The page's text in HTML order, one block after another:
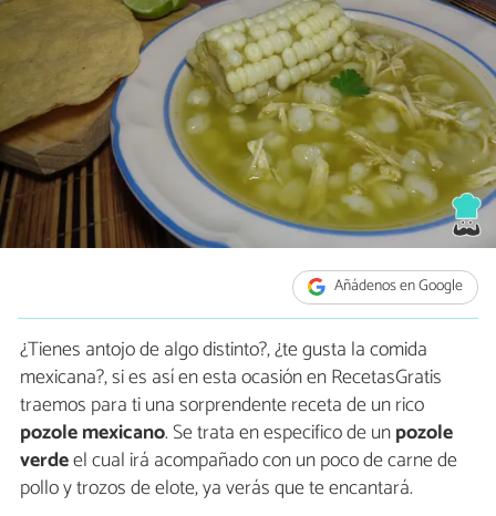
Añádenos en Google
¿Tienes antojo de algo distinto?, ¿te gusta la comida
mexicana?, si es así en esta ocasión en RecetasGratis
traemos para ti una sorprendente receta de un rico
pozole mexicano. Se trata en especifico de unpozole
verdeel cual irá acompañado con un poco de carne de
pollo y trozos de elote, ya verás que te encantará.